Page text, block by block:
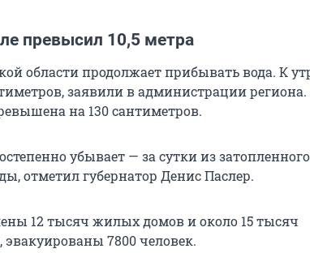
превысил 10,5 метра
области продолжает прибывать вода. К
заявили в администрации региона.
на 130 сантиметров.
убывает — за сутки из
отметил губернатор Денис Паслер.
12 тысяч жилых домов и около 15 тысяч
7800 человек.